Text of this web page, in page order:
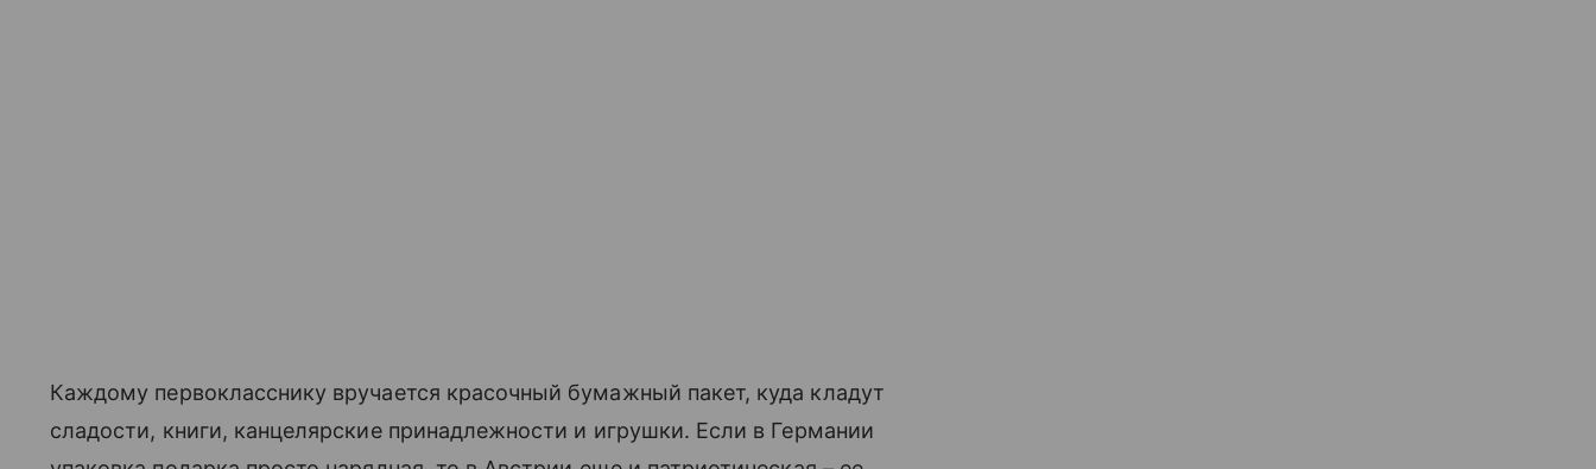
Каждому первокласснику вручается красочный бумажный пакет, куда кладут
сладости, книги, канцелярские принадлежности и игрушки. Если в Германии